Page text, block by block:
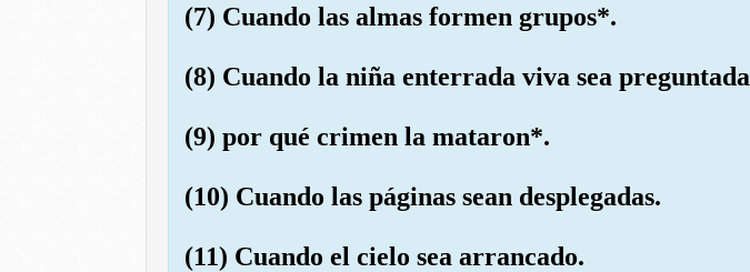
(7) Cuando las almas formen grupos*.
(8) Cuando la niña enterrada viva sea preguntada
(9) por qué crimen la mataron*.
(10) Cuando las páginas sean desplegadas.
(11) Cuando el cielo sea arrancado.